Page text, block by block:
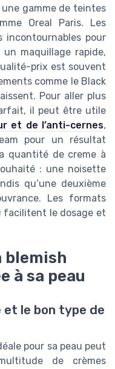
gamme de teintes
Oreal Paris. Les
incontournables pour
maquillage rapide,
prix est souvent
comme le Black
Pour aller plus
il peut être utile
et de l’anti-cernes,
pour un résultat
quantité de creme à
: une noisette
qu’une deuxième
Les formats
facilitent le dosage et
blemish
à sa peau
le bon type de
pour sa peau peut
de crèmes